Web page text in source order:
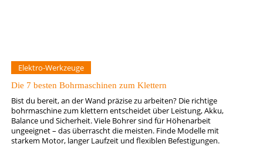
Elektro-Werkzeuge
Die 7 besten Bohrmaschinen zum Klettern
Bist du bereit, an der Wand präzise zu arbeiten? Die richtige
bohrmaschine zum klettern entscheidet über Leistung, Akku,
Balance und Sicherheit. Viele Bohrer sind für Höhenarbeit
ungeeignet – das überrascht die meisten. Finde Modelle mit
starkem Motor, langer Laufzeit und flexiblen Befestigungen.